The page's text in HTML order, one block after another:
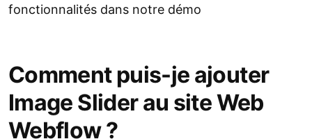
fonctionnalités dans notre démo
Comment puis-je ajouter
Image Slider au site Web
Webflow ?